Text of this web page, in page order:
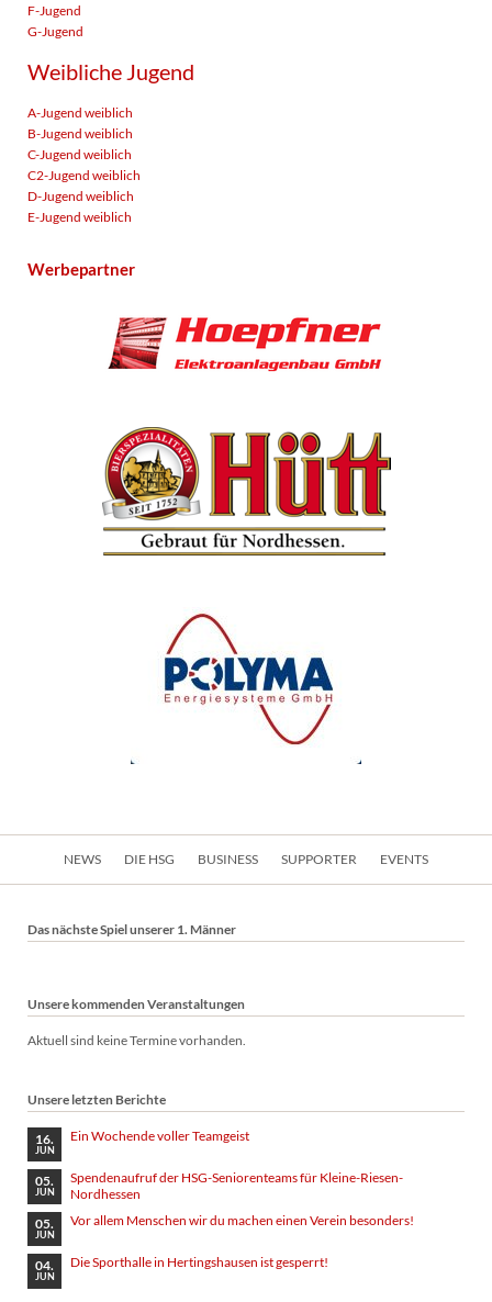
F-Jugend
G-Jugend
Weibliche Jugend
A-Jugend weiblich
B-Jugend weiblich
C-Jugend weiblich
C2-Jugend weiblich
D-Jugend weiblich
E-Jugend weiblich
Werbepartner
Navigation
NEWS DIE HSG BUSINESS SUPPORTER EVENTS
Das nächste Spiel unserer 1. Männer
Unsere kommenden Veranstaltungen
Aktuell sind keine Termine vorhanden.
Unsere letzten Berichte
16.
JUN
Ein Wochende voller Teamgeist
05.
JUN
Spendenaufruf der HSG-Seniorenteams für Kleine-Riesen-
Nordhessen
05.
JUN
Vor allem Menschen wir du machen einen Verein besonders!
04.
JUN
Die Sporthalle in Hertingshausen ist gesperrt!